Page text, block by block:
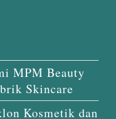
MPM Beauty
Skincare
Kosmetik dan